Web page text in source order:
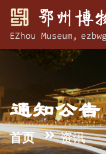
通知公告
首页 资讯